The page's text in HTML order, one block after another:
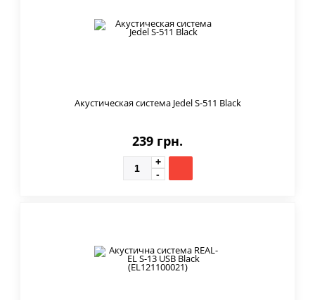
Акустическая система Jedel S-511 Black
239 грн.